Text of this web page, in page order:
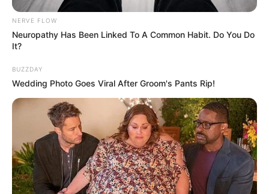
NERVE FLOW
Neuropathy Has Been Linked To A Common Habit. Do You Do
It?
BUZZDAY
Wedding Photo Goes Viral After Groom's Pants Rip!